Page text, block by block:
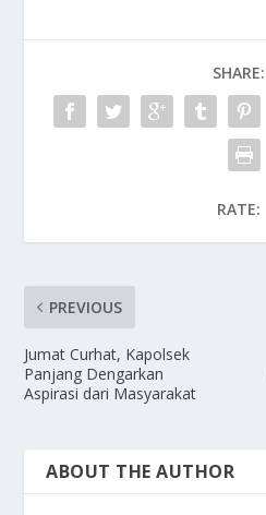
SHARE:
RATE:
PREVIOUS
Jumat Curhat, Kapolsek
Panjang Dengarkan
Aspirasi dari Masyarakat
ABOUT THE AUTHOR